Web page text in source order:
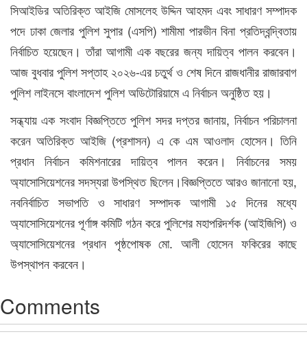
সিআইডির অতিরিক্ত আইজি মোসলেহ উদ্দিন আহমদ এবং সাধারণ সম্পাদক
পদে ঢাকা জেলার পুলিশ সুপার (এসপি) শামীমা পারভীন বিনা প্রতিদ্বন্দ্বিতায়
নির্বাচিত হয়েছেন। তাঁরা আগামী এক বছরের জন্য দায়িত্ব পালন করবেন।
আজ বুধবার পুলিশ সপ্তাহ ২০২৬-এর চতুর্থ ও শেষ দিনে রাজধানীর রাজারবাগ
পুলিশ লাইনসে বাংলাদেশ পুলিশ অডিটোরিয়ামে এ নির্বাচন অনুষ্ঠিত হয়।
সন্ধ্যায় এক সংবাদ বিজ্ঞপ্তিতে পুলিশ সদর দপ্তর জানায়, নির্বাচন পরিচালনা
করেন অতিরিক্ত আইজি (প্রশাসন) এ কে এম আওলাদ হোসেন। তিনি
প্রধান নির্বাচন কমিশনারের দায়িত্ব পালন করেন। নির্বাচনের সময়
অ্যাসোসিয়েশনের সদস্যরা উপস্থিত ছিলেন।বিজ্ঞপ্তিতে আরও জানানো হয়,
নবনির্বাচিত সভাপতি ও সাধারণ সম্পাদক আগামী ১৫ দিনের মধ্যে
অ্যাসোসিয়েশনের পূর্ণাঙ্গ কমিটি গঠন করে পুলিশের মহাপরিদর্শক (আইজিপি) ও
অ্যাসোসিয়েশনের প্রধান পৃষ্ঠপোষক মো. আলী হোসেন ফকিরের কাছে
উপস্থাপন করবেন।
Comments